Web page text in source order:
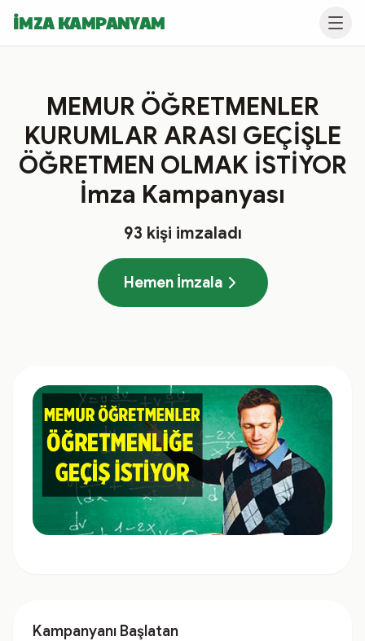
İMZA KAMPANYAM
MEMUR ÖĞRETMENLER
KURUMLAR ARASI GEÇİŞLE
ÖĞRETMEN OLMAK İSTİYOR
İmza Kampanyası
93 kişi imzaladı
Hemen İmzala
Kampanyanı Başlatan